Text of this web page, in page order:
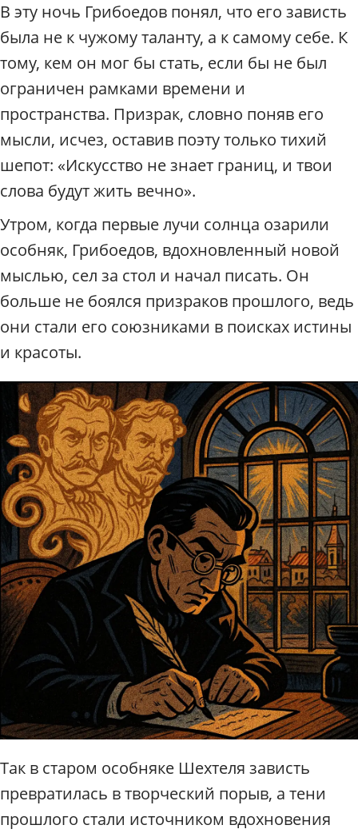
В эту ночь Грибоедов понял, что его зависть
была не к чужому таланту, а к самому себе. К
тому, кем он мог бы стать, если бы не был
ограничен рамками времени и
пространства. Призрак, словно поняв его
мысли, исчез, оставив поэту только тихий
шепот: «Искусство не знает границ, и твои
слова будут жить вечно».
Утром, когда первые лучи солнца озарили
особняк, Грибоедов, вдохновленный новой
мыслью, сел за стол и начал писать. Он
больше не боялся призраков прошлого, ведь
они стали его союзниками в поисках истины
и красоты.
Так в старом особняке Шехтеля зависть
превратилась в творческий порыв, а тени
прошлого стали источником вдохновения